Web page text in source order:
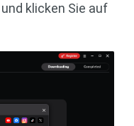
klicken Sie auf